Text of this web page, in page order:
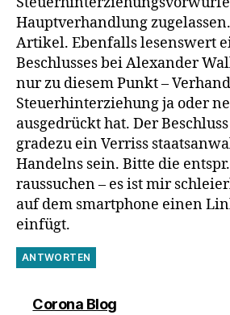
Hauptverhandlung
Artikel. Ebenfalls lesenswert
Beschlusses bei Alexander
nur zu diesem Punkt –
Steuerhinterziehung ja oder
ausgedrückt hat. Der
gradezu ein Verriss
Handelns sein. Bitte die
raussuchen – es ist mir
auf dem smartphone einen
einfügt.
ANTWORTEN
Corona Blogsagt: